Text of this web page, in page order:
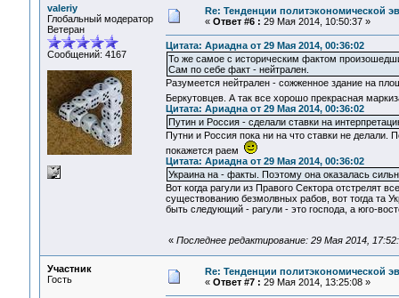
valeriy
Глобальный модератор
Ветеран
Сообщений: 4167
Re: Тенденции политэкономической
« Ответ #6 : 29 Мая 2014, 10:50:37 »
Цитата: Ариадна от 29 Мая 2014, 00:36:02
То же самое с историческим фактом
Сам по себе факт - нейтрален.
Разумеется нейтрален - сожженное здание на
Беркутовцев. А так все хорошо прекрасная
Цитата: Ариадна от 29 Мая 2014, 00:36:02
Путин и Россия - сделали ставки на
Путни и Россия пока ни на что ставки не делали.
покажется раем
Цитата: Ариадна от 29 Мая 2014, 00:36:02
Украина на - факты. Поэтому она оказалась
Вот когда рагули из Правого Сектора отстрелят
существованию безмолвных рабов, вот тогда та
быть следующий - рагули - это господа, а юго-
« Последнее редактирование: 29 Мая 2014,
Участник
Гость
Re: Тенденции политэкономической
« Ответ #7 : 29 Мая 2014, 13:25:08 »